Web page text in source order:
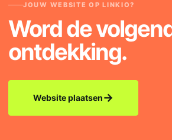
JOUW WEBSITE OP LINKIO?
Word de
ontdekking.
Website plaatsen→